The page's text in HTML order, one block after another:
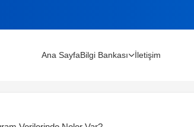
Ana SayfaBilgi Bankası İletişim